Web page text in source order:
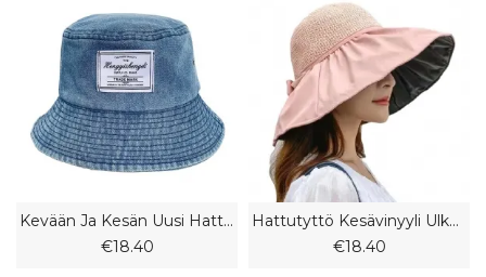
Kevään Ja Kesän Uusi Hattu Naisten Denim Kalastajahattu Muoti Henkilökohtainen Pesuallas Ostoksia Aurinkohattu Naaras
€18.40
Hattutyttö Kesävinyyli Ulkona Anti-Ultravioletti Jousisolmu Peittävä Kasvot Big Brim Fisherman Hattu
€18.40